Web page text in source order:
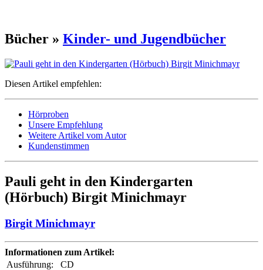
Bücher » Kinder- und Jugendbücher
Diesen Artikel empfehlen:
Hörproben
Unsere Empfehlung
Weitere Artikel vom Autor
Kundenstimmen
Pauli geht in den Kindergarten
(Hörbuch) Birgit Minichmayr
Birgit Minichmayr
Informationen zum Artikel:
Ausführung:
CD